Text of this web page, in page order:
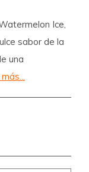
Ice,
sabor de la
una